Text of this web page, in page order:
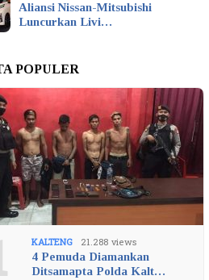
Aliansi Nissan-Mitsubishi
Luncurkan Livi…
POPULER
KALTENG 21.288 views
4 Pemuda Diamankan
Ditsamapta Polda Kalt…